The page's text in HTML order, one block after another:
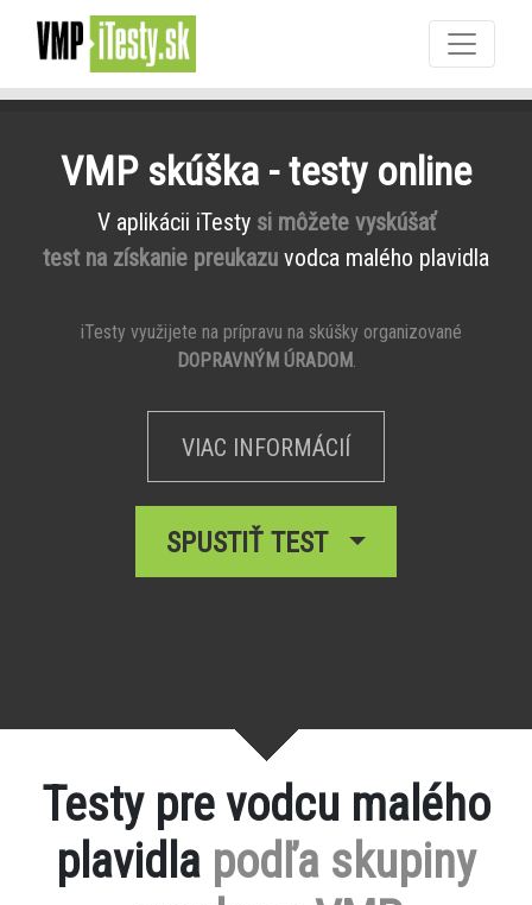
VMP skúška - testy online
V aplikácii iTesty si môžete vyskúšať
test na získanie preukazu vodca malého plavidla
iTesty využijete na prípravu na skúšky organizované
DOPRAVNÝM ÚRADOM.
VIAC INFORMÁCIÍ
SPUSTIŤ TEST
Testy pre vodcu malého
plavidla podľa skupiny